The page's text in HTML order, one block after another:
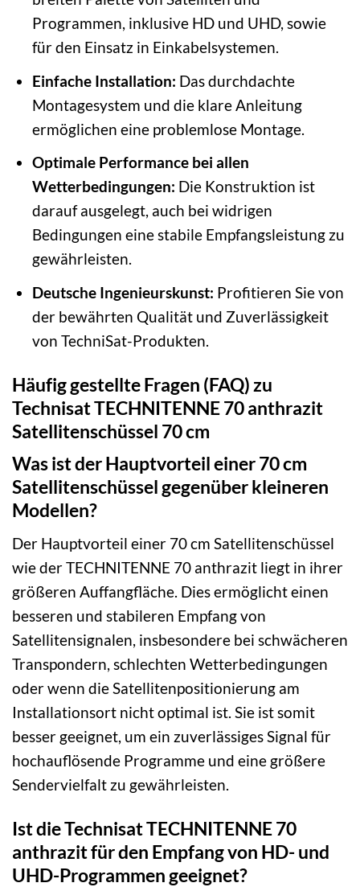
Programmen, inklusive HD und UHD, sowie
für den Einsatz in Einkabelsystemen.
Einfache Installation: Das durchdachte
Montagesystem und die klare Anleitung
ermöglichen eine problemlose Montage.
Optimale Performance bei allen
Wetterbedingungen: Die Konstruktion ist
darauf ausgelegt, auch bei widrigen
Bedingungen eine stabile Empfangsleistung zu
gewährleisten.
Deutsche Ingenieurskunst: Profitieren Sie von
der bewährten Qualität und Zuverlässigkeit
von TechniSat-Produkten.
Häufig gestellte Fragen (FAQ) zu
Technisat TECHNITENNE 70 anthrazit
Satellitenschüssel 70 cm
Was ist der Hauptvorteil einer 70 cm
Satellitenschüssel gegenüber kleineren
Modellen?
Der Hauptvorteil einer 70 cm Satellitenschüssel
wie der TECHNITENNE 70 anthrazit liegt in ihrer
größeren Auffangfläche. Dies ermöglicht einen
besseren und stabileren Empfang von
Satellitensignalen, insbesondere bei schwächeren
Transpondern, schlechten Wetterbedingungen
oder wenn die Satellitenpositionierung am
Installationsort nicht optimal ist. Sie ist somit
besser geeignet, um ein zuverlässiges Signal für
hochauflösende Programme und eine größere
Sendervielfalt zu gewährleisten.
Ist die Technisat TECHNITENNE 70
anthrazit für den Empfang von HD- und
UHD-Programmen geeignet?